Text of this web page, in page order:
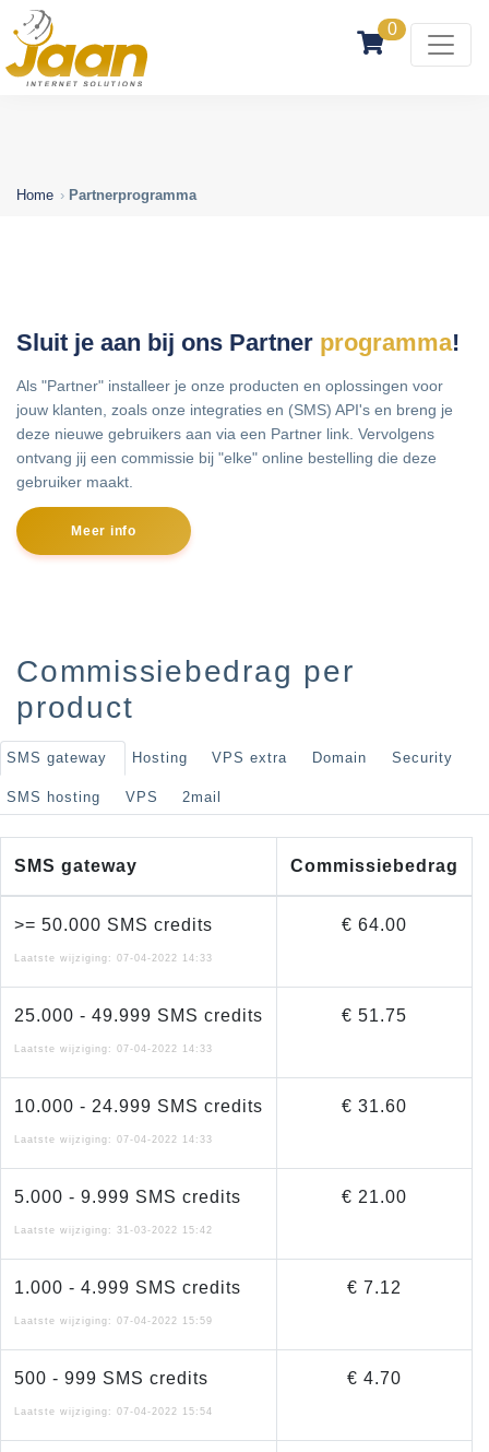
0
Home Partnerprogramma
Sluit je aan bij ons Partner programma!
Als "Partner" installeer je onze producten en oplossingen voor
jouw klanten, zoals onze integraties en (SMS) API's en breng je
deze nieuwe gebruikers aan via een Partner link. Vervolgens
ontvang jij een commissie bij "elke" online bestelling die deze
gebruiker maakt.
Meer info
Commissiebedrag per
product
SMS gateway Hosting VPS extra Domain Security
SMS hosting VPS 2mail
SMS gateway Commissiebedrag
>= 50.000 SMS credits
Laatste wijziging: 07-04-2022 14:33
€ 64.00
25.000 - 49.999 SMS credits
Laatste wijziging: 07-04-2022 14:33
€ 51.75
10.000 - 24.999 SMS credits
Laatste wijziging: 07-04-2022 14:33
€ 31.60
5.000 - 9.999 SMS credits
Laatste wijziging: 31-03-2022 15:42
€ 21.00
1.000 - 4.999 SMS credits
Laatste wijziging: 07-04-2022 15:59
€ 7.12
500 - 999 SMS credits
Laatste wijziging: 07-04-2022 15:54
€ 4.70